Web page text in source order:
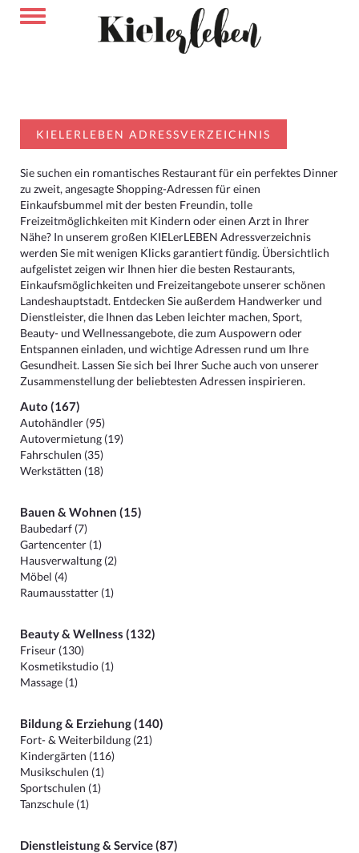
KIELERLEBEN ADRESSVERZEICHNIS
Sie suchen ein romantisches Restaurant für ein perfektes Dinner
zu zweit, angesagte Shopping-Adressen für einen
Einkaufsbummel mit der besten Freundin, tolle
Freizeitmöglichkeiten mit Kindern oder einen Arzt in Ihrer
Nähe? In unserem großen KIELerLEBEN Adressverzeichnis
werden Sie mit wenigen Klicks garantiert fündig. Übersichtlich
aufgelistet zeigen wir Ihnen hier die besten Restaurants,
Einkaufsmöglichkeiten und Freizeitangebote unserer schönen
Landeshauptstadt. Entdecken Sie außerdem Handwerker und
Dienstleister, die Ihnen das Leben leichter machen, Sport,
Beauty- und Wellnessangebote, die zum Auspowern oder
Entspannen einladen, und wichtige Adressen rund um Ihre
Gesundheit. Lassen Sie sich bei Ihrer Suche auch von unserer
Zusammenstellung der beliebtesten Adressen inspirieren.
Auto (167)
Autohändler (95)
Autovermietung (19)
Fahrschulen (35)
Werkstätten (18)
Bauen & Wohnen (15)
Baubedarf (7)
Gartencenter (1)
Hausverwaltung (2)
Möbel (4)
Raumausstatter (1)
Beauty & Wellness (132)
Friseur (130)
Kosmetikstudio (1)
Massage (1)
Bildung & Erziehung (140)
Fort- & Weiterbildung (21)
Kindergärten (116)
Musikschulen (1)
Sportschulen (1)
Tanzschule (1)
Dienstleistung & Service (87)